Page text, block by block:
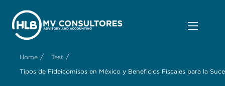
Home / Test /
Tipos de Fideicomisos en México y Beneficios Fiscales para la